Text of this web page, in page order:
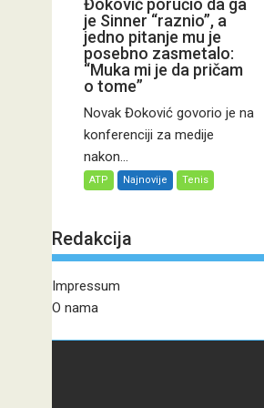
Đoković poručio da ga
je Sinner “raznio”, a
jedno pitanje mu je
posebno zasmetalo:
“Muka mi je da pričam
o tome”
Novak Đoković govorio je na
konferenciji za medije
nakon...
ATP Najnovije Tenis
Redakcija
Impressum
O nama